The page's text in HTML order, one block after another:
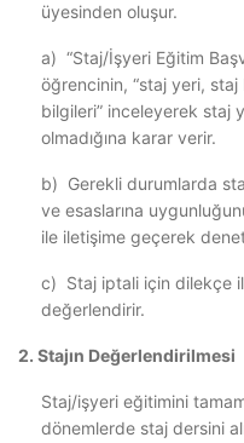
üyesinden oluşur.
a) “Staj/İşyeri Eğitim
öğrencinin, “staj yeri,
bilgileri” inceleyerek staj
olmadığına karar verir.
b) Gerekli durumlarda
ve esaslarına
ile iletişime geçerek
c) Staj iptali için dilekçe
değerlendirir.
2. Stajın Değerlendirilmesi
Staj/işyeri eğitimini
dönemlerde staj dersini